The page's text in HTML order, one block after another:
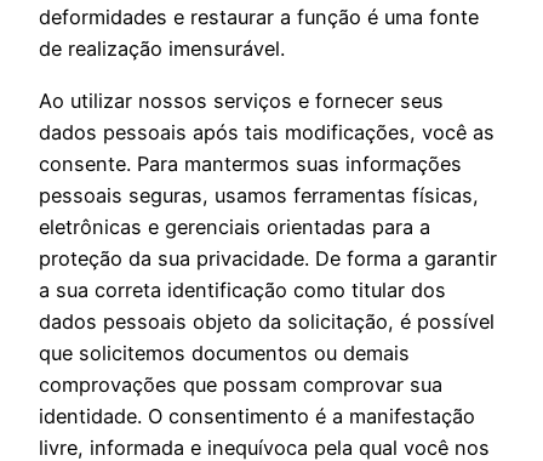
deformidades e restaurar a função é uma fonte
de realização imensurável.
Ao utilizar nossos serviços e fornecer seus
dados pessoais após tais modificações, você as
consente. Para mantermos suas informações
pessoais seguras, usamos ferramentas físicas,
eletrônicas e gerenciais orientadas para a
proteção da sua privacidade. De forma a garantir
a sua correta identificação como titular dos
dados pessoais objeto da solicitação, é possível
que solicitemos documentos ou demais
comprovações que possam comprovar sua
identidade. O consentimento é a manifestação
livre, informada e inequívoca pela qual você nos